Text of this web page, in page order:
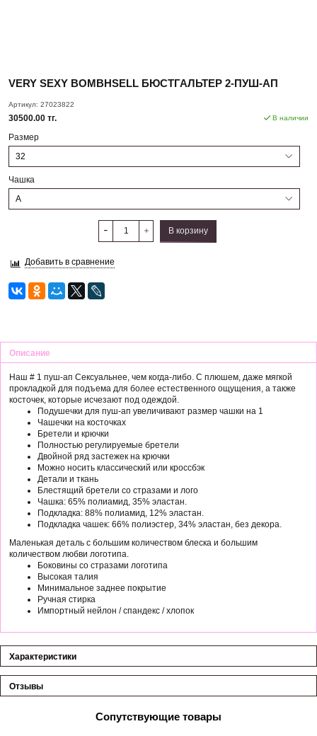
VERY SEXY BOMBHSELL БЮСТГАЛЬТЕР 2-ПУШ-АП
Артикул: 27023822
30500.00 тг. В наличии
Размер
Чашка
В корзину
Добавить в сравнение
Описание
Наш # 1 пуш-ап Сексуальнее, чем когда-либо. С плюшем, даже мягкой
прокладкой для подъема для более естественного ощущения, а также
косточек, которые исчезают под одеждой.
Подушечки для пуш-ап увеличивают размер чашки на 1
Чашечки на косточках
Бретели и крючки
Полностью регулируемые бретели
Двойной ряд застежек на крючки
Можно носить классический или кроссбэк
Детали и ткань
Блестящий бретели со стразами и лого
Чашка: 65% полиамид, 35% эластан.
Подкладка: 88% полиамид, 12% эластан.
Подкладка чашек: 66% полиэстер, 34% эластан, без декора.
Маленькая деталь с большим количеством блеска и большим
количеством любви логотипа.
Боковины со стразами логотипа
Высокая талия
Минимальное заднее покрытие
Ручная стирка
Импортный нейлон / спандекс / хлопок
Характеристики
Отзывы
Сопутствующие товары